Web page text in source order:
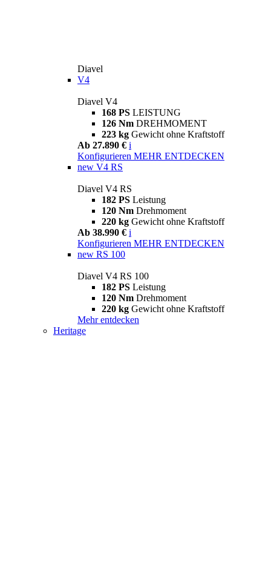
Diavel
V4
Diavel V4
168 PS LEISTUNG
126 Nm DREHMOMENT
223 kg Gewicht ohne Kraftstoff
Ab 27.890 € i
Konfigurieren MEHR ENTDECKEN
new V4 RS
Diavel V4 RS
182 PS Leistung
120 Nm Drehmoment
220 kg Gewicht ohne Kraftstoff
Ab 38.990 € i
Konfigurieren MEHR ENTDECKEN
new RS 100
Diavel V4 RS 100
182 PS Leistung
120 Nm Drehmoment
220 kg Gewicht ohne Kraftstoff
Mehr entdecken
Heritage